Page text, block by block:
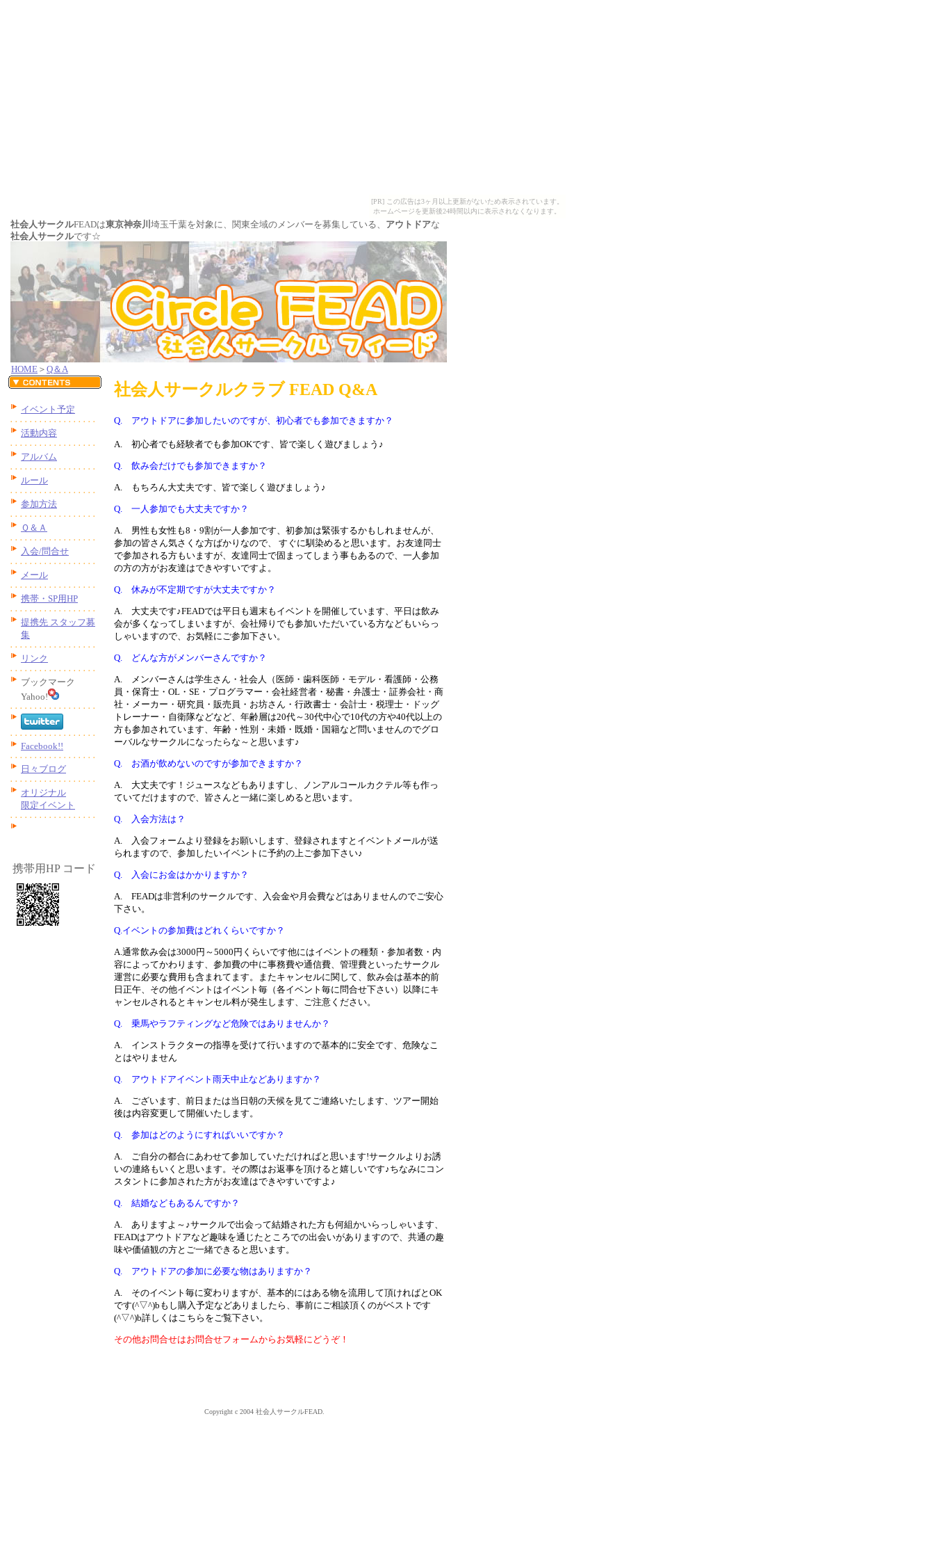
[PR] この広告は3ヶ月以上更新がないため表示されています。
ホームページを更新後24時間以内に表示されなくなります。
社会人サークルFEADは東京神奈川 埼玉千葉を対象に、関東全域のメンバーを募集している、 アウトドアな
社会人サークルです☆
HOME ＞ Q＆A
イベント予定
活動内容
アルバム
ルール
参加方法
Ｑ＆Ａ
入会/問合せ
メール
携帯・SP用HP
提携先 スタッフ募
集
リンク
ブックマーク
Yahoo!
Facebook!!
日々ブログ
オリジナル
限定イベント
携帯用HP コード
社会人サークルクラブ FEAD Q&A
Q. アウトドアに参加したいのですが、初心者でも参加できますか？
A. 初心者でも経験者でも参加OKです、皆で楽しく遊びましょう♪
Q. 飲み会だけでも参加できますか？
A. もちろん大丈夫です、皆で楽しく遊びましょう♪
Q. 一人参加でも大丈夫ですか？
A. 男性も女性も8・9割が一人参加です、初参加は緊張するかもしれませんが、
参加の皆さん気さくな方ばかりなので、 すぐに馴染めると思います。お友達同士
で参加される方もいますが、友達同士で固まってしまう事もあるので、一人参加
の方の方がお友達はできやすいですよ。
Q. 休みが不定期ですが大丈夫ですか？
A. 大丈夫です♪FEADでは平日も週末もイベントを開催しています、平日は飲み
会が多くなってしまいますが、会社帰りでも参加いただいている方などもいらっ
しゃいますので、お気軽にご参加下さい。
Q. どんな方がメンバーさんですか？
A. メンバーさんは学生さん・社会人（医師・歯科医師・モデル・看護師・公務
員・保育士・OL・SE・プログラマー・会社経営者・秘書・弁護士・証券会社・商
社・メーカー・研究員・販売員・お坊さん・行政書士・会計士・税理士・ドッグ
トレーナー・自衛隊などなど、年齢層は20代～30代中心で10代の方や40代以上の
方も参加されています、年齢・性別・未婚・既婚・国籍など問いませんのでグロ
ーバルなサークルになったらな～と思います♪
Q. お酒が飲めないのですが参加できますか？
A. 大丈夫です！ジュースなどもありますし、ノンアルコールカクテル等も作っ
ていてだけますので、皆さんと一緒に楽しめると思います。
Q. 入会方法は？
A. 入会フォームより登録をお願いします、登録されますとイベントメールが送
られますので、参加したいイベントに予約の上ご参加下さい♪
Q. 入会にお金はかかりますか？
A. FEADは非営利のサークルです、入会金や月会費などはありませんのでご安心
下さい。
Q.イベントの参加費はどれくらいですか？
A.通常飲み会は3000円～5000円くらいです他にはイベントの種類・参加者数・内
容によってかわります、参加費の中に事務費や通信費、管理費といったサークル
運営に必要な費用も含まれてます。またキャンセルに関して、飲み会は基本的前
日正午、その他イベントはイベント毎（各イベント毎に問合せ下さい）以降にキ
ャンセルされるとキャンセル料が発生します、ご注意ください。
Q. 乗馬やラフティングなど危険ではありませんか？
A. インストラクターの指導を受けて行いますので基本的に安全です、危険なこ
とはやりません
Q. アウトドアイベント雨天中止などありますか？
A. ございます、前日または当日朝の天候を見てご連絡いたします、ツアー開始
後は内容変更して開催いたします。
Q. 参加はどのようにすればいいですか？
A. ご自分の都合にあわせて参加していただければと思います!サークルよりお誘
いの連絡もいくと思います。その際はお返事を頂けると嬉しいです♪ちなみにコン
スタントに参加された方がお友達はできやすいですよ♪
Q. 結婚などもあるんですか？
A. ありますよ～♪サークルで出会って結婚された方も何組かいらっしゃいます、
FEADはアウトドアなど趣味を通じたところでの出会いがありますので、共通の趣
味や価値観の方とご一緒できると思います。
Q. アウトドアの参加に必要な物はありますか？
A. そのイベント毎に変わりますが、基本的にはある物を流用して頂ければとOK
です(^▽^)bもし購入予定などありましたら、事前にご相談頂くのがベストです
(^▽^)b詳しくはこちらをご覧下さい。
その他お問合せはお問合せフォームからお気軽にどうぞ！
Copyright c 2004 社会人サークルFEAD.